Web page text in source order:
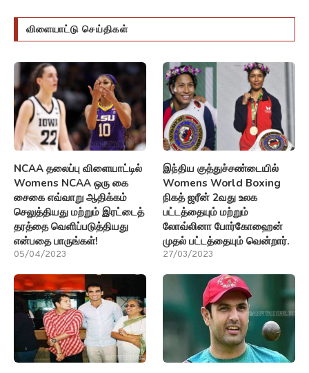
விளையாட்டு செய்திகள்
NCAA தலைப்பு விளையாட்டில்
Womens NCAA ஒரு கை
சைகை எவ்வாறு ஆதிக்கம்
செலுத்தியது மற்றும் இரட்டைத்
தரத்தை வெளிப்படுத்தியது
என்பதை பாருங்கள்!
05/04/2023
இந்திய குத்துச்சண்டையில்
Womens World Boxing
நிகத் ஜரீன் 2வது உலக
பட்டத்தையும் மற்றும்
லோவ்லினா போர்கோஹைன்
முதல் பட்டத்தையும் வென்றார்.
27/03/2023